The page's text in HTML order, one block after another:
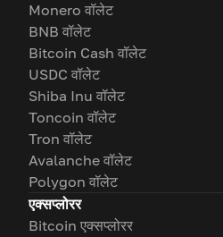
Monero वॉलेट
BNB वॉलेट
Bitcoin Cash वॉलेट
USDC वॉलेट
Shiba Inu वॉलेट
Toncoin वॉलेट
Tron वॉलेट
Avalanche वॉलेट
Polygon वॉलेट
एक्सप्लोरर
Bitcoin एक्सप्लोरर